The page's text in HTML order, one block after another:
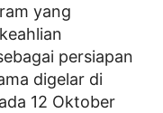
yang
persiapan
digelar di
12 Oktober